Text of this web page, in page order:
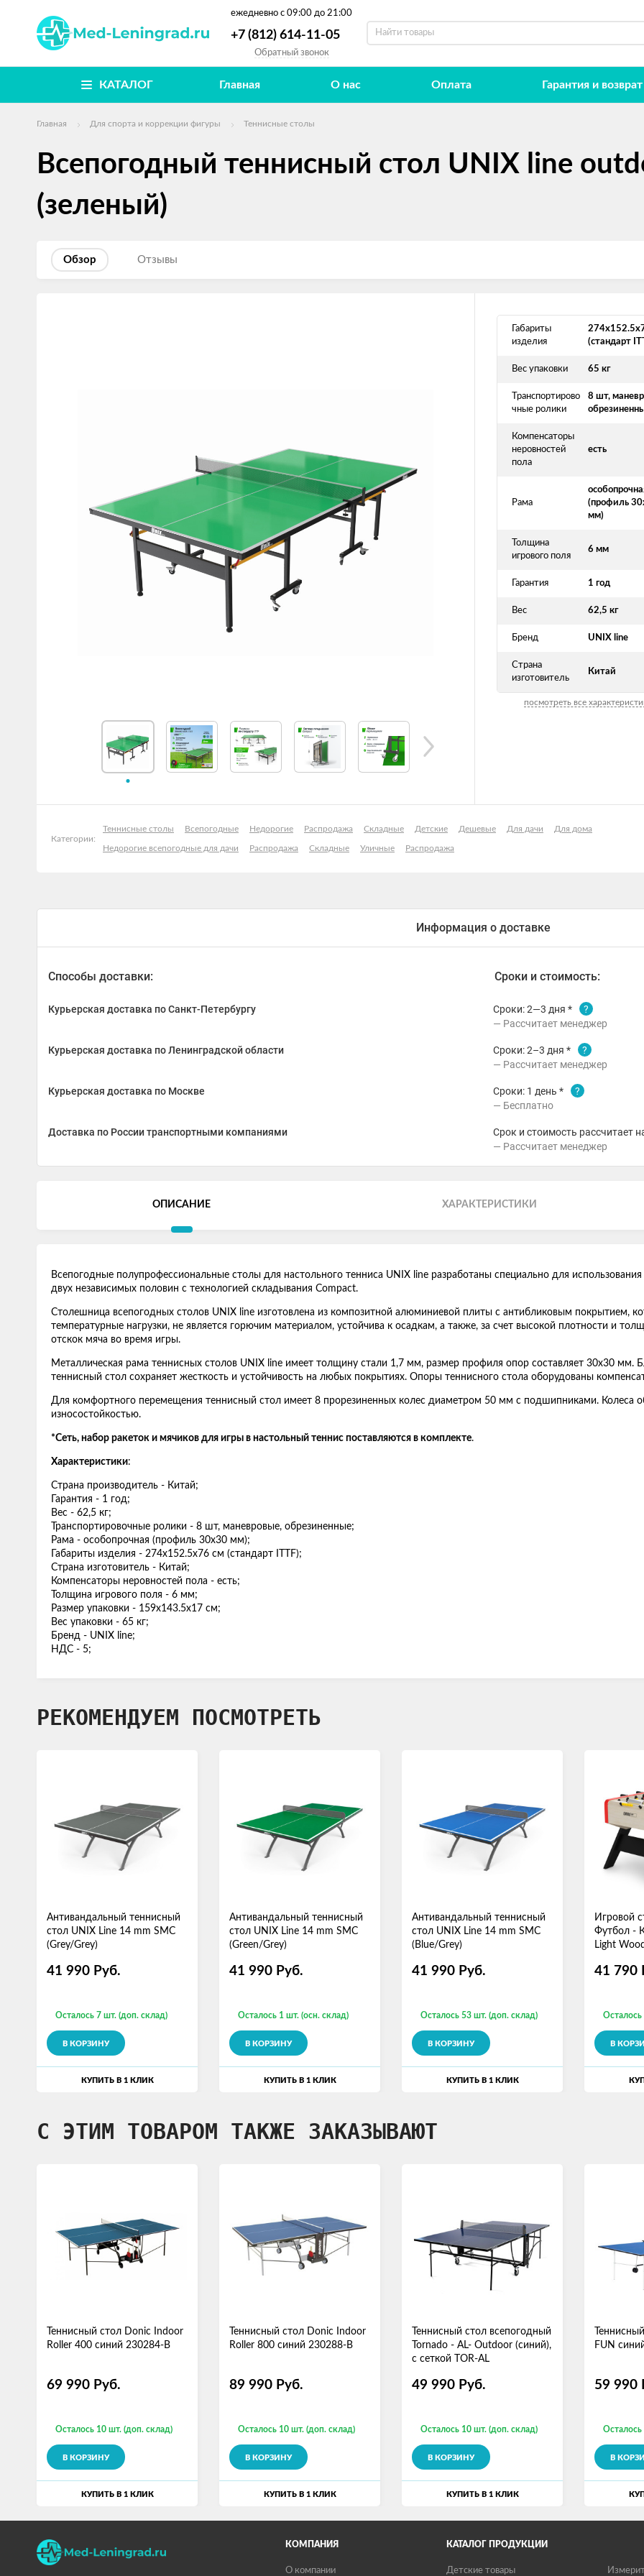
ежедневно с 09:00 до 21:00
+7 (812) 614-11-05
Обратный звонок
КАТАЛОГ Главная О нас Оплата Гарантия и возврат
Главная Для спорта и коррекции фигуры Теннисные столы
Всепогодный теннисный стол UNIX line
(зеленый)
Обзор Отзывы
Габариты
изделия
(стандарт
Вес упаковки 65 кг
Транспортирово
чные ролики
8 шт,
Компенсаторы
неровностей
пола
есть
Рама
(профиль
мм)
Толщина
игрового поля
6 мм
Гарантия 1 год
Вес 62,5 кг
Бренд UNIX line
Страна
изготовитель
Китай
посмотреть все
Категории:
Теннисные столы Всепогодные Недорогие Распродажа Складные Детские Дешевые Для дачи Для дома
Недорогие всепогодные для дачи Распродажа Складные Уличные Распродажа
Информация о доставке
Способы доставки: Сроки и стоимость:
Курьерская доставка по Санкт-Петербургу Сроки: 2—3 дня *
?
Рассчитает менеджер
Курьерская доставка по Ленинградской области Сроки: 2–3 дня *
?
Рассчитает менеджер
Курьерская доставка по Москве Сроки: 1 день *
?
Бесплатно
Доставка по России транспортными компаниями
Срок и стоимость рассчитает
Рассчитает менеджер
ОПИСАНИЕ ХАРАКТЕРИСТИКИ
Всепогодные полупрофессиональные столы для настольного тенниса UNIX line разработаны специально для
двух независимых половин с технологией складывания Compact.
Столешница всепогодных столов UNIX line изготовлена из композитной алюминиевой плиты с антибликовым покрытием,
температурные нагрузки, не является горючим материалом, устойчива к осадкам, а также, за счет высокой плотности и
отскок мяча во время игры.
Металлическая рама теннисных столов UNIX line имеет толщину стали 1,7 мм, размер профиля опор составляет 30х30 мм.
теннисный стол сохраняет жесткость и устойчивость на любых покрытиях. Опоры теннисного стола оборудованы
Для комфортного перемещения теннисный стол имеет 8 прорезиненных колес диаметром 50 мм с подшипниками. Колеса
износостойкостью.
*Сеть, набор ракеток и мячиков для игры в настольный теннис поставляются в комплекте.
Характеристики:
Страна производитель - Китай;
Гарантия - 1 год;
Вес - 62,5 кг;
Транспортировочные ролики - 8 шт, маневровые, обрезиненные;
Рама - особопрочная (профиль 30x30 мм);
Габариты изделия - 274x152.5x76 см (стандарт ITTF);
Страна изготовитель - Китай;
Компенсаторы неровностей пола - есть;
Толщина игрового поля - 6 мм;
Размер упаковки - 159x143.5x17 см;
Вес упаковки - 65 кг;
Бренд - UNIX line;
НДС - 5;
РЕКОМЕНДУЕМ ПОСМОТРЕТЬ
Антивандальный теннисный
стол UNIX Line 14 mm SMC
(Grey/Grey)
41 990 Руб.
Осталось 7 шт. (доп. склад)
В КОРЗИНУ
КУПИТЬ В 1 КЛИК
Антивандальный теннисный
стол UNIX Line 14 mm SMC
(Green/Grey)
41 990 Руб.
Осталось 1 шт. (осн. склад)
В КОРЗИНУ
КУПИТЬ В 1 КЛИК
Антивандальный теннисный
стол UNIX Line 14 mm SMC
(Blue/Grey)
41 990 Руб.
Осталось 53 шт. (доп. склад)
В КОРЗИНУ
КУПИТЬ В 1 КЛИК
Игровой
Футбол -
Light
41 790
Осталось
В
С ЭТИМ ТОВАРОМ ТАКЖЕ ЗАКАЗЫВАЮТ
Теннисный стол Donic Indoor
Roller 400 синий 230284-B
69 990 Руб.
Осталось 10 шт. (доп. склад)
В КОРЗИНУ
КУПИТЬ В 1 КЛИК
Теннисный стол Donic Indoor
Roller 800 синий 230288-B
89 990 Руб.
Осталось 10 шт. (доп. склад)
В КОРЗИНУ
КУПИТЬ В 1 КЛИК
Теннисный стол всепогодный
Tornado - AL- Outdoor (синий),
с сеткой TOR-AL
49 990 Руб.
Осталось 10 шт. (доп. склад)
В КОРЗИНУ
КУПИТЬ В 1 КЛИК
FUN
59 990
Осталось
В
КОМПАНИЯ
О компании
КАТАЛОГ ПРОДУКЦИИ
Детские товары